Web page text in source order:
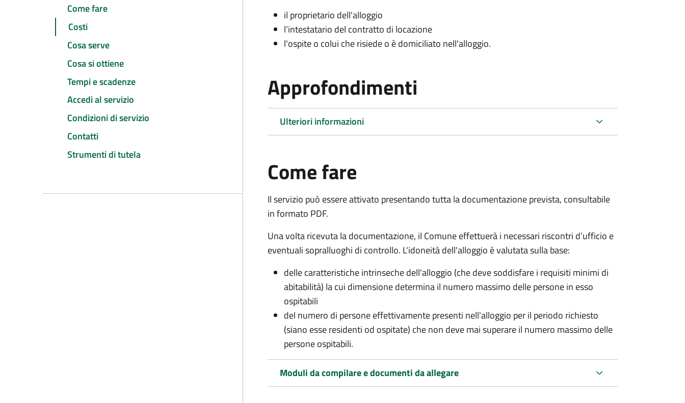
Come fare
Costi
Cosa serve
Cosa si ottiene
Tempi e scadenze
Accedi al servizio
Condizioni di servizio
Contatti
Strumenti di tutela
il proprietario dell'alloggio
l’intestatario del contratto di locazione
l'ospite o colui che risiede o è domiciliato nell'alloggio.
Approfondimenti
Ulteriori informazioni
Come fare
Il servizio può essere attivato presentando tutta la documentazione prevista, consultabile
in formato PDF.
Una volta ricevuta la documentazione, il Comune effettuerà i necessari riscontri d’ufficio e
eventuali sopralluoghi di controllo. L'idoneità dell'alloggio è valutata sulla base:
delle caratteristiche intrinseche dell'alloggio (che deve soddisfare i requisiti minimi di
abitabilità) la cui dimensione determina il numero massimo delle persone in esso
ospitabili
del numero di persone effettivamente presenti nell'alloggio per il periodo richiesto
(siano esse residenti od ospitate) che non deve mai superare il numero massimo delle
persone ospitabili.
Moduli da compilare e documenti da allegare